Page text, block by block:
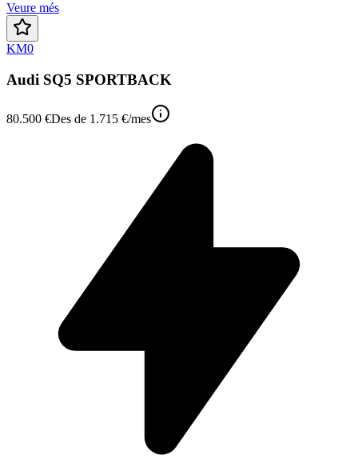
Veure més
KM0
Audi SQ5 SPORTBACK
80.500 €Des de 1.715 €/mes